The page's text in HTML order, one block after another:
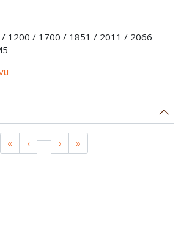
/ 1200 / 1700 / 1851 / 2011 / 2066
« ‹ › »